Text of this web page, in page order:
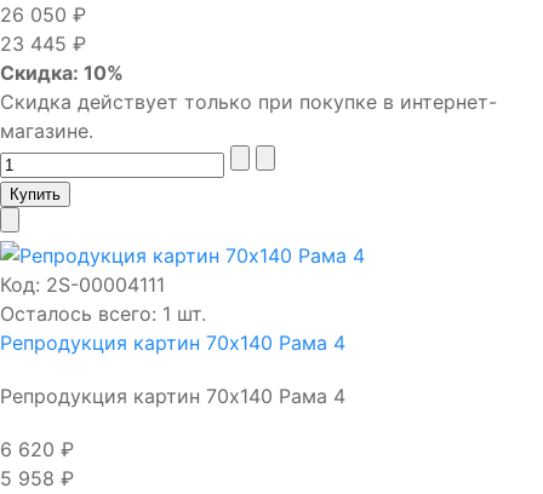
26 050 ₽
23 445 ₽
Скидка: 10%
Скидка действует только при покупке в интернет-
магазине.
Код: 2S-00004111
Осталось всего: 1 шт.
Репродукция картин 70х140 Рама 4
Репродукция картин 70х140 Рама 4
6 620 ₽
5 958 ₽